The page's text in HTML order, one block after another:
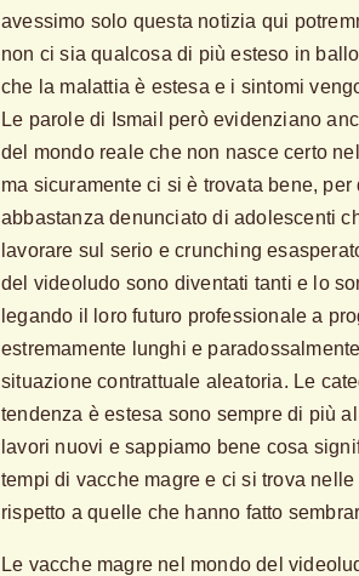
avessimo solo questa notizia qui
non ci sia qualcosa di più esteso in
che la malattia è estesa e i sintomi
Le parole di Ismail però evidenziano
del mondo reale che non nasce certo
ma sicuramente ci si è trovata bene, per
abbastanza denunciato di adolescenti
lavorare sul serio e crunching
del videoludo sono diventati tanti e lo
legando il loro futuro professionale a
estremamente lunghi e
situazione contrattuale aleatoria. Le
tendenza è estesa sono sempre di più
lavori nuovi e sappiamo bene cosa
tempi di vacche magre e ci si trova
rispetto a quelle che hanno fatto
Le vacche magre nel mondo del